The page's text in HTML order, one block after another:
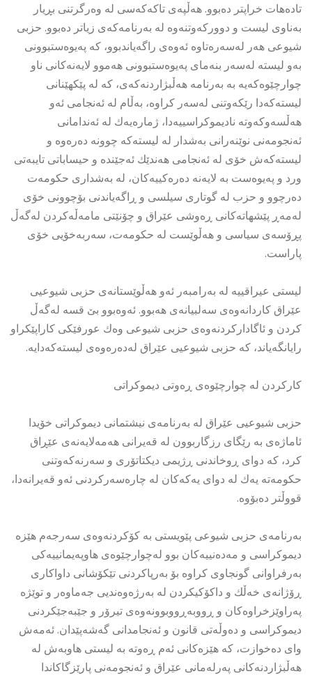
تادەهات خراپتر دەبوو. هەڵپەی تاكەكەسی لە وەرگرتنی بڕیار
بەناوی لیست و دووركەوتنەوە لە بەرنامەكەی زیاتر دەبوو. حزبی
شیوعی هەر لەسەرەتاوە ئەوەی راگەیاندبوو، كە پەیوەستبوونی
بەو لیستە لەسەر بنەمای پەیوەستبوونی هەموو لایەنەكانی ناو
چوارچێوەكەیە بە بەرنامە هەڵبژاردنەكەی، كە لە پێكهێنانی
لیستەكەدا رێكەوتنی لەسەر كراوە، بەڵام لە ئەنجامی ئەو
هەڵسەوكەوتە نادیموكراسییەدا، ژمارەیەك لە ئەندامانی
ئەنجومەنی نوێنەرانی بەشدار لە لیستەكە چوونە دەرەوە و
لیستەكەش خۆی لە ئەنجامی هەندێك ئەجێندە و حیساباتی تایبەتی
ورد و پەیوەست بە لایەنە دەرەكییەكان، لە بەشداری حكومەت
دەرچوو و حزب لە گوتاری سیلسی و ڕاگەیاندنی بۆچوونی خۆی
لەمەڕ پێشهاتەكانی ڕەوشی عێراق و چۆنێتی مامەڵەكردن لەگەڵ
پڕۆسەی سیاسی و هەڵوێست لە حكومەت، سەربەخۆیی خۆی
پاراست.
لیستی عیراقییە لە بەرامبەر ئەو هەڵوێستانەی حزبی شیوعیی
عێراق كاردانەوەی سەلبیانەی هەبوو. ئەوەبوو بێ قسە لەگەڵ
كردن و ئاگاداركردنەوەی حزبی شیوعی وەك عورفێكی كاراپێكراو
رایانگەیاند، كە حزبی شیوعیی عێراق لەدەرەوەی لیستەكەدایە.
كاركردن لە چوارچێوەی ڕەوتی دیموكراتی
حزبی شیوعیی عێراق لە بەرنامەی نیشتمانی دیموكراتی خۆیدا
ئاماژەی بە رێگای رزگاربوون لە قەیرانی هەمەلایەنەی عێڕاق
كرد، كە دوای ڕوخاندنی ڕژیمی دیكتاتۆری و سەرنەكەوتنی
حكومەتە یەك لە دوای یەكەكان لە چارەسەركردنی ئەو قەیرانەدا،
قووڵتر دەبۆوە.
بەرنامەی حزبی شیوعی پێویستی بە كۆكردنەوەی سەرجەم هێزە
دیموكراسی و مەدەنییەكان بوو لەچوارچێوەی هاوپەیمانییەكی
بەرفراوانی گونجاوی كراوە بۆ بەرپاكردنی تێكۆشانی داواكاری
ڕۆژانەی خەڵك و داكۆكیكردن لە بەرژەوەندیی جەماوەر و توێژە
پەراوێزخراوەكان و ڕووبەڕووبوونەوەی تیرۆر و جێبەجێكردنی
دیموكراسی و دەوڵەتی قانون و ئەنجامدانی گەشەپێدان. ئەمەش
وای دەخوازت، كە هێزەكانی ئەم ڕەوتە بە لیستی هاوبەش لە
هەڵبژاردنەكانی پەرلەمانی عێراق و ئەنجومەنی پارێزگاكاندا